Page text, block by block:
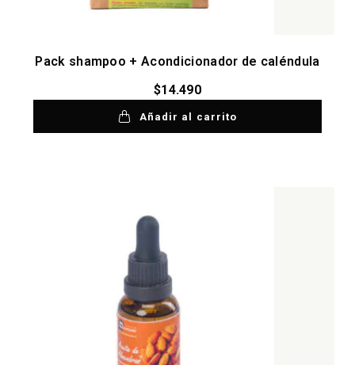
Pack shampoo + Acondicionador de caléndula
$14.490
Añadir al carrito